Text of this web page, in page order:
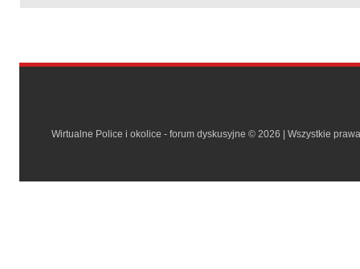
Wirtualne Police i okolice - forum dyskusyjne © 2026 | Wszystkie